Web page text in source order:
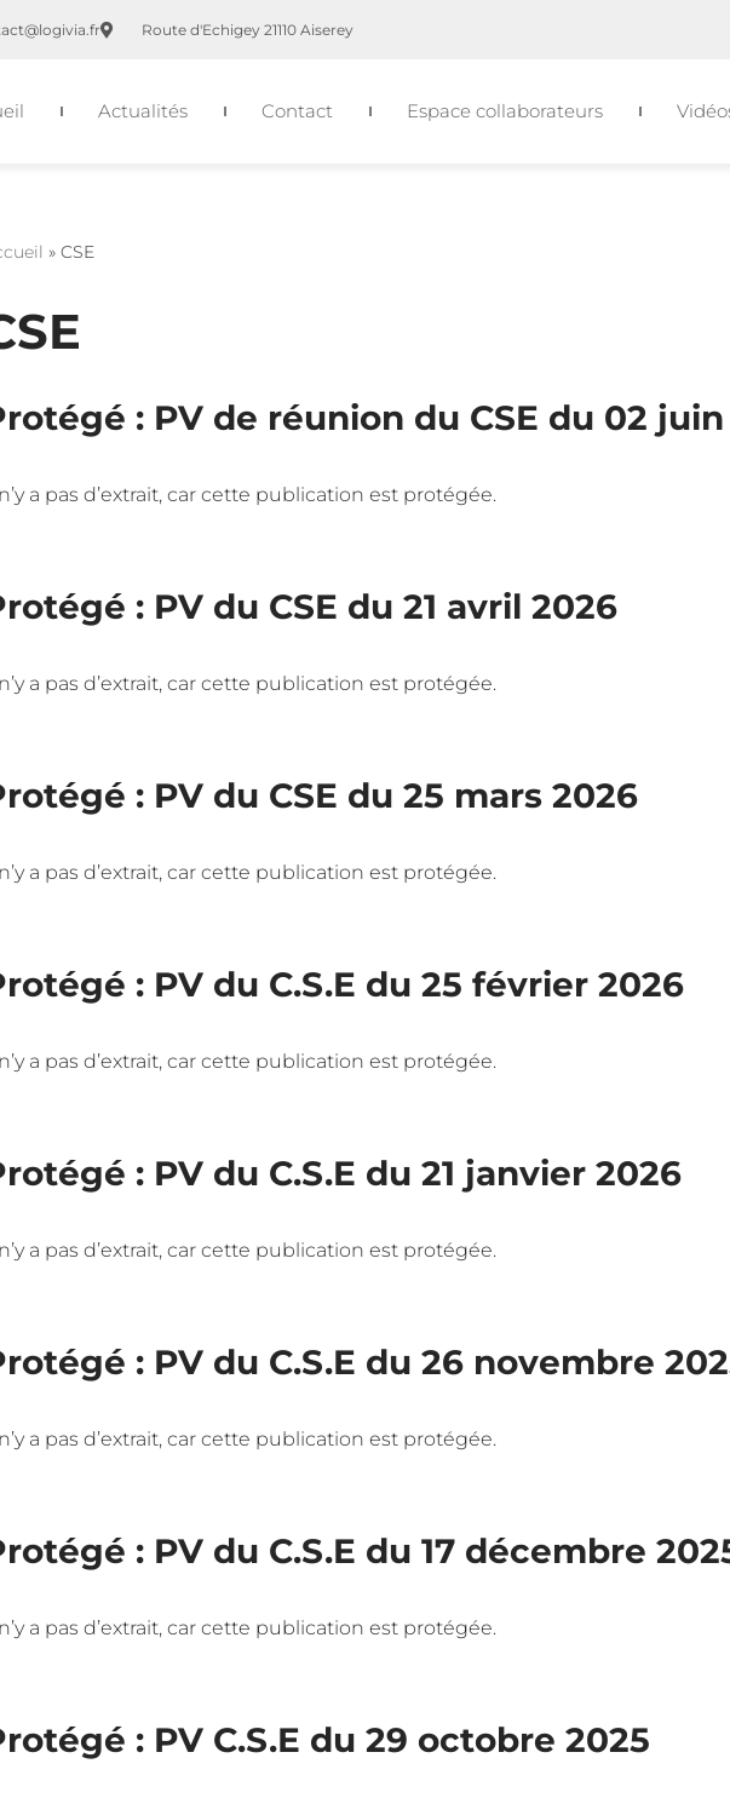
Route d'Echigey 21110 Aiserey
Actualités Contact Espace collaborateurs
» CSE
: PV de réunion du CSE du 02
a pas d’extrait, car cette publication est protégée.
: PV du CSE du 21 avril 2026
a pas d’extrait, car cette publication est protégée.
: PV du CSE du 25 mars 2026
a pas d’extrait, car cette publication est protégée.
: PV du C.S.E du 25 février 2026
a pas d’extrait, car cette publication est protégée.
: PV du C.S.E du 21 janvier 2026
a pas d’extrait, car cette publication est protégée.
: PV du C.S.E du 26 novembre
a pas d’extrait, car cette publication est protégée.
: PV du C.S.E du 17 décembre
a pas d’extrait, car cette publication est protégée.
: PV C.S.E du 29 octobre 2025